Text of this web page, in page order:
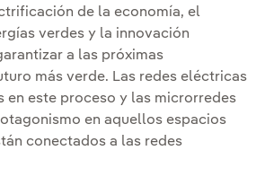
de la economía, el
verdes y la innovación
a las próximas
más verde. Las redes eléctricas
en este proceso y las microrredes
en aquellos espacios
conectados a las redes